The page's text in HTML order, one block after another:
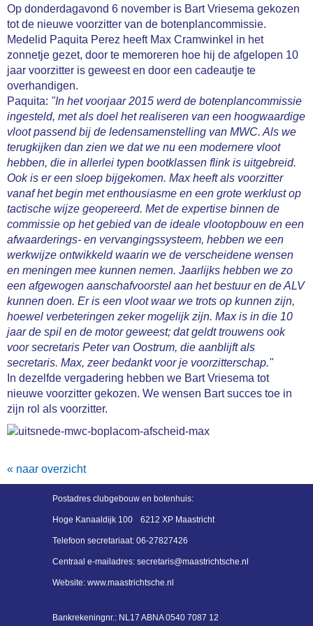
Op donderdagavond 6 november is Bart Vriesema gekozen
tot de nieuwe voorzitter van de botenplancommissie.
Medelid Paquita Perez heeft Max Cramwinkel in het
zonnetje gezet, door te memoreren hoe hij de afgelopen 10
jaar voorzitter is geweest en door een cadeautje te
overhandigen.
Paquita: "In het voorjaar 2015 werd de botenplancommissie
ingesteld, met als doel het realiseren van een hoogwaardige
vloot passend bij de ledensamenstelling van MWC. Als we
terugkijken dan zien we dat we nu een modernere vloot
hebben, die in allerlei typen bootklassen flink is uitgebreid.
Ook is er een sloep bijgekomen. Max heeft als voorzitter
vanaf het begin met enthousiasme en een grote werklust op
tactische wijze geopereerd. Met de expertise binnen de
commissie op het gebied van de ideale vlootopbouw en een
afwaarderings- en vervangingssysteem, hebben we een
werkwijze ontwikkeld waarin we de verscheidene wensen
en meningen mee kunnen nemen. Jaarlijks hebben we zo
een afgewogen aanschafvoorstel aan het bestuur en de ALV
kunnen doen. Er is een vloot waar we trots op kunnen zijn,
hoewel verbeteringen zeker mogelijk zijn. Max is in die 10
jaar de spil en de motor geweest; dat geldt trouwens ook
voor secretaris Peter van Oostrum, die aanblijft als
secretaris. Max, zeer bedankt voor je voorzitterschap."
In dezelfde vergadering hebben we Bart Vriesema tot
nieuwe voorzitter gekozen. We wensen Bart succes toe in
zijn rol als voorzitter.
« naar overzicht
Postadres clubgebouw en botenhuis:
Hoge Kanaaldijk 100 6212 XP Maastricht
Telefoon secretariaat: 06-27827426
Centraal e-mailadres: siraterces@maastrichtsche.nl
Website: www.maastrichtsche.nl
Bankrekeningnr.: NL17 ABNA 0540 7087 12